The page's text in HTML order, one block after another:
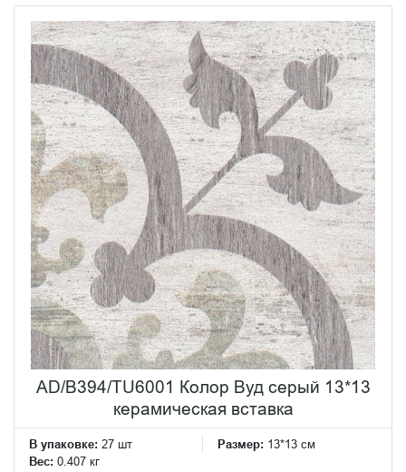
AD/B394/TU6001 Колор Вуд серый 13*13
керамическая вставка
В упаковке: 27 шт Размер: 13*13 см
Вес: 0.407 кг